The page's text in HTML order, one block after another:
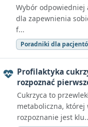
Wybór odpowiedniej
dla zapewnienia
f...
Poradniki dla
Profilaktyka
rozpoznać
Cukrzyca to
metaboliczna, której
rozpoznanie jest